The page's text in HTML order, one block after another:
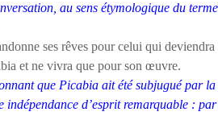
au sens étymologique du
ses rêves pour celui qui
et ne vivra que pour son œuvre.
que Picabia ait été subjugué par
indépendance d’esprit remarquable :